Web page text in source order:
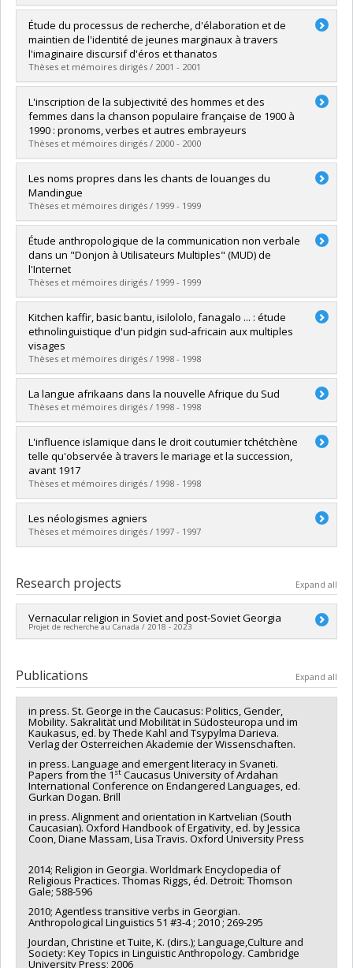
Lien vers le document dans Papyrus
Graduate :Heck, Isabel
Cycle :Master's
Grade :M. Sc.
Lien vers le document dans Papyrus
Étude du processus de recherche, d'élaboration et de
maintien de l'identité de jeunes marginaux à travers
l'imaginaire discursif d'éros et thanatos
Thèses et mémoires dirigés / 2001 - 2001
Graduate : Poulin, Michel
Cycle :Master's
Grade :M. Sc. A.
Lien vers le document dans Papyrus
L'inscription de la subjectivité des hommes et des
femmes dans la chanson populaire française de 1900 à
1990 : pronoms, verbes et autres embrayeurs
Thèses et mémoires dirigés / 2000 - 2000
Graduate :Lefebvre, Nicole
Cycle :Master's
Grade :M. Sc.
Lien vers le document dans Papyrus
Les noms propres dans les chants de louanges du
Mandingue
Thèses et mémoires dirigés / 1999 - 1999
Graduate :Enkerli, Alexandre
Cycle :Master's
Grade :M. Sc.
Lien vers le document dans Papyrus
Étude anthropologique de la communication non verbale
dans un "Donjon à Utilisateurs Multiples" (MUD) de
l'Internet
Thèses et mémoires dirigés / 1999 - 1999
Graduate :Pelletier, Jean-Christophe
Cycle :Master's
Grade :
Lien vers le document dans Papyrus
Kitchen kaffir, basic bantu, isilololo, fanagalo ... : étude
ethnolinguistique d'un pidgin sud-africain aux multiples
visages
Thèses et mémoires dirigés / 1998 - 1998
Graduate :Aubry, Caroline
Cycle : Master's
Grade :M. Sc.
Lien vers le document dans Papyrus
La langue afrikaans dans la nouvelle Afrique du Sud
Thèses et mémoires dirigés / 1998 - 1998
Graduate :Zuidema, Yvette Angela
Cycle :Master's
Grade :M. Sc.
Lien vers le document dans Papyrus
L'influence islamique dans le droit coutumier tchétchène
telle qu'observée à travers le mariage et la succession,
avant 1917
Thèses et mémoires dirigés / 1998 - 1998
Graduate :Bouthillier, Lynda
Cycle : Master's
Grade :M. Sc.
Les néologismes agniers
Thèses et mémoires dirigés / 1997 - 1997
Cycle :Master's
Grade :M. Sc.
Lien vers le document dans Papyrus
Research projects Expand all
Vernacular religion in Soviet and post-Soviet Georgia
Projet de recherche au Canada / 2018 - 2023
Funding sources:
CRSH/Conseil de recherches en sciences
humaines du Canada
Grant programs:PVXXXXXX-Subvention Savoir
Publications Expand all
in press. St. George in the Caucasus: Politics, Gender,
Mobility. Sakralität und Mobilität in Südosteuropa und im
Kaukasus, ed. by Thede Kahl and Tsypylma Darieva.
Verlag der Österreichen Akademie der Wissenschaften.
in press. Language and emergent literacy in Svaneti.
Papers from the 1 st Caucasus University of Ardahan
International Conference on Endangered Languages, ed.
Gurkan Dogan. Brill
in press. Alignment and orientation in Kartvelian (South
Caucasian). Oxford Handbook of Ergativity, ed. by Jessica
Coon, Diane Massam, Lisa Travis. Oxford University Press
2014; Religion in Georgia. Worldmark Encyclopedia of
Religious Practices. Thomas Riggs, éd. Detroit: Thomson
Gale; 588-596
2010; Agentless transitive verbs in Georgian.
Anthropological Linguistics 51 #3-4 ; 2010 ; 269-295
Jourdan, Christine et Tuite, K. (dirs.); Language,Culture and
Society: Key Topics in Linguistic Anthropology. Cambridge
University Press; 2006